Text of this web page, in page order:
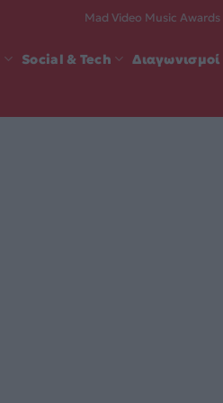
Mad Video Music Awards
Social & Tech Διαγωνισμοί